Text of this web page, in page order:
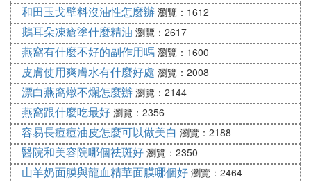
梵蜜琳貴婦膏的功效
梵蜜琳貴婦膏的功效有很多，因為添加的有效成分有
很多，胎盤素能夠收緊鬆弛皮膚，提升臉部柔美線
條。珍珠粉能夠提高人體免疫力、延緩衰老、祛斑美
白，不僅如此貴婦膏中還含有玻尿酸，能夠很好的補
水保濕。
梵蜜琳貴婦膏中含有維生素c，維生素c是人類不可或
缺的營養成分，也被美容界視為美白護膚品的重要成
分，大家在平時都知道，多吃含有維生素c的水果是
和田玉戈壁料沒油性怎麼辦 瀏覽：1612
鵝耳朵凍瘡塗什麼精油 瀏覽：2617
燕窩有什麼不好的副作用嗎 瀏覽：1600
皮膚使用爽膚水有什麼好處 瀏覽：2008
漂白燕窩燉不爛怎麼辦 瀏覽：2144
燕窩跟什麼吃最好 瀏覽：2356
容易長痘痘油皮怎麼可以做美白 瀏覽：2188
醫院和美容院哪個祛斑好 瀏覽：2350
山羊奶面膜與龍血精華面膜哪個好 瀏覽：2464